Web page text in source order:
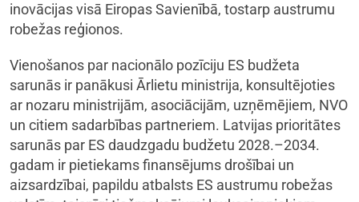
inovācijas visā Eiropas Savienībā, tostarp austrumu
robežas reģionos.
Vienošanos par nacionālo pozīciju ES budžeta
sarunās ir panākusi Ārlietu ministrija, konsultējoties
ar nozaru ministrijām, asociācijām, uzņēmējiem, NVO
un citiem sadarbības partneriem. Latvijas prioritātes
sarunās par ES daudzgadu budžetu 2028.–2034.
gadam ir pietiekams finansējums drošībai un
aizsardzībai, papildu atbalsts ES austrumu robežas